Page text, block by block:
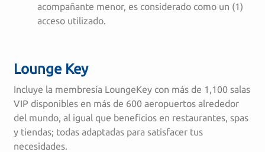
acompañante menor, es considerado como un (1)
acceso utilizado.
Lounge Key
Incluye la membresía LoungeKey con más de 1,100 salas
VIP disponibles en más de 600 aeropuertos alrededor
del mundo, al igual que beneficios en restaurantes, spas
y tiendas; todas adaptadas para satisfacer tus
necesidades.